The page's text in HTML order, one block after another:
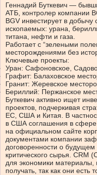
Геннадий Буткевич —
АТБ, контролер компании
BGV инвестирует в добычу
ископаемых: урана,
титана, нефти и газа.
Работает с “зелеными
месторождениями без
Ключевые проекты:
Уран: Сафоновское,
Графит: Балаховское
Гранит: Жеревское
Бериллий: Пержанское
Буткевич активно ищет
проектов, подчеркивая
ЕС, США и Китая. В
в США соглашения в сфере
на официальном сайте
документами компании
договоренности о
критического сырья. CRM
для экономики
получать, так как они есть